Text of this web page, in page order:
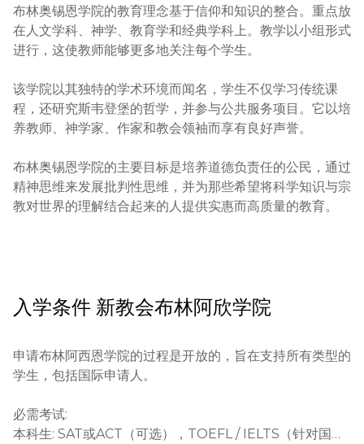
布林奥锡恩学院的教育理念基于信仰和知识的整合。重点放
在人文学科、神学、教育学和经典学科上。教学以小组形式
进行，这使教师能够更多地关注每个学生。
该学院以其独特的学术环境而闻名，学生不仅学习传统课
程，还研究斯韦登堡的哲学，并参与公共服务项目。它以培
养教师、神学家、作家和教会领袖而享有良好声誉。
布林奥锡恩学院的主要目标是培养道德负责任的公民，通过
精神思维来发展批判性思维，并为那些希望将科学知识与宗
教对世界的理解结合起来的人提供实惠而高质量的教育。
入学条件 新教会布林阿欣学院
申请布林阿西恩学院的过程是开放的，旨在支持所有类型的
学生，包括国际申请人。
必需考试:
本科生: SAT或ACT（可选），TOEFL / IELTS（针对国际